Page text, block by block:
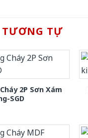
TỰ
2P Sơn Xám
SGD